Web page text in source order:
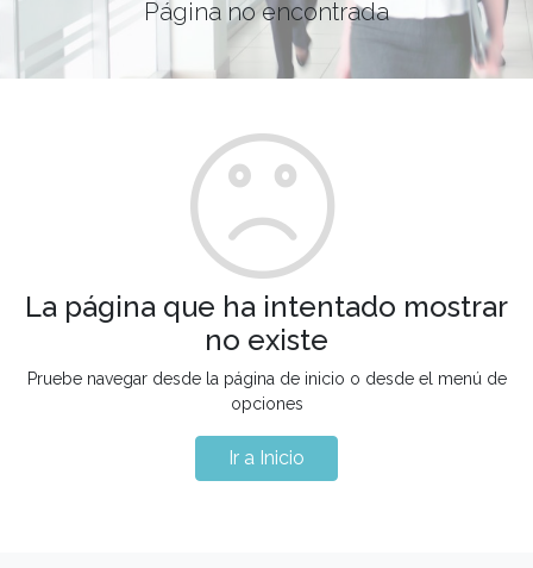
Página no encontrada
La página que ha intentado mostrar
no existe
Pruebe navegar desde la página de inicio o desde el menú de
opciones
Ir a Inicio